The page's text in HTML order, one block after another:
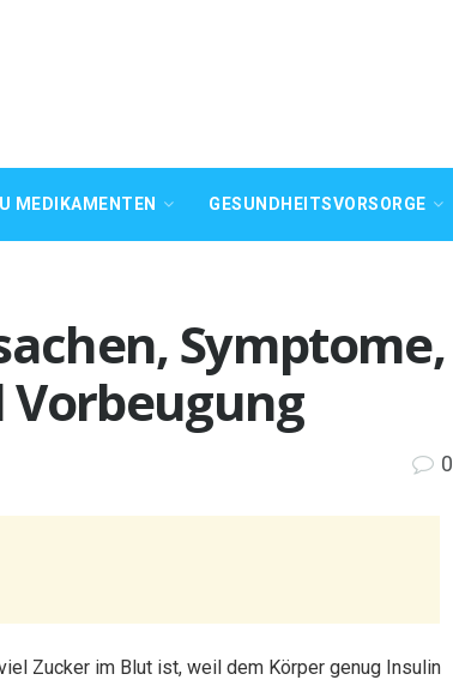
MEDIKAMENTEN GESUNDHEITSVORSORGE
Symptome,
0
Zucker im Blut ist, weil dem Körper genug Insulin